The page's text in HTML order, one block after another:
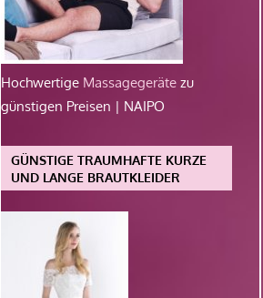
Hochwertige Massagegeräte zu
günstigen Preisen | NAIPO
GÜNSTIGE TRAUMHAFTE KURZE
UND LANGE BRAUTKLEIDER